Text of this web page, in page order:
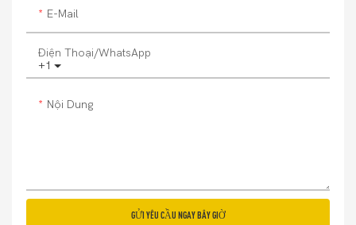
E-Mail
+1
Điện Thoại/whatsApp
Nội Dung
GỬI YÊU CẦU NGAY BÂY GIỜ